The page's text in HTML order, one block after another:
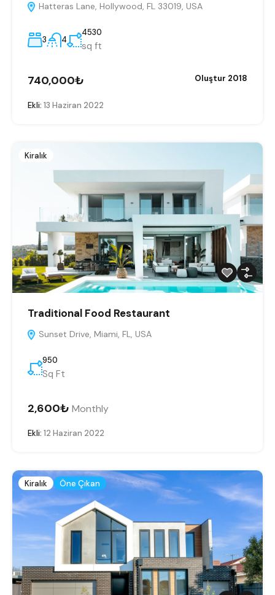
Hatteras Lane, Hollywood, FL 33019, USA
3 4
4530
sq ft
740,000₺ Oluştur 2018
Ekli: 13 Haziran 2022
Kiralık
Traditional Food Restaurant
Sunset Drive, Miami, FL, USA
950
Sq Ft
2,600₺ Monthly
Ekli: 12 Haziran 2022
Kiralık Öne Çıkan